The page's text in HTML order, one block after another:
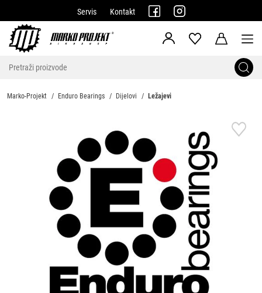
Servis Kontakt
Marko-Projekt Enduro Bearings Dijelovi Ležajevi